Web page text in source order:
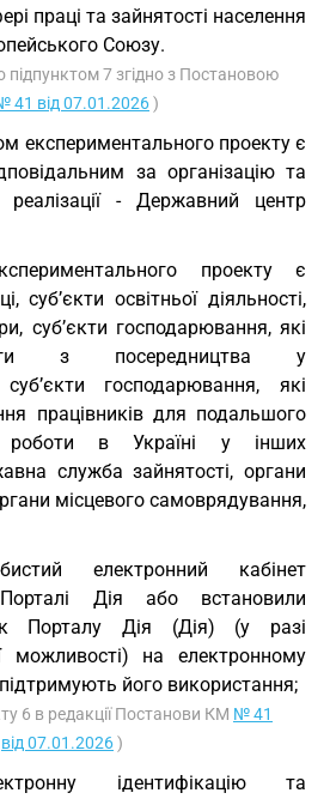
праці та зайнятості населення
Союзу.
підпунктом 7 згідно з Постановою
41 від 07.01.2026)
експериментального проекту є
за організацію та
реалізації - Державний центр
проекту є
суб’єкти освітньої діяльності,
суб’єкти господарювання, які
з посередництва у
суб’єкти господарювання, які
працівників для подальшого
роботи в Україні у інших
служба зайнятості, органи
місцевого самоврядування,
електронний кабінет
Дія або встановили
Порталу Дія (Дія) (у разі
можливості) на електронному
підтримують його використання;
6 в редакції Постанови КМ № 41
від 07.01.2026)
ідентифікацію та